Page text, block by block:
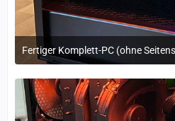
Fertiger Komplett-PC (ohne
29. März 2023 um 11:17